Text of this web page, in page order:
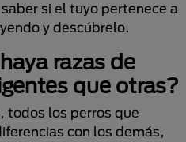
si el tuyo pertenece a
y descúbrelo.
razas de
que otras?
todos los perros que
con los demás,